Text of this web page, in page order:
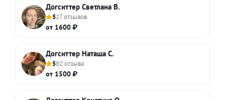
Догситтер Светлана В.
527 отзывов
от 1600 ₽
Догситтер Наташа С.
582 отзыва
от 1500 ₽